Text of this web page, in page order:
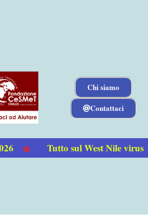
Chi siamo
Contattaci
Tutto sul West Nile virus